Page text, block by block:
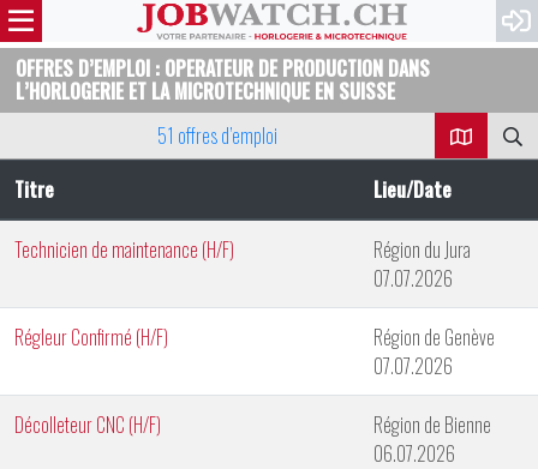
OFFRES D’EMPLOI : OPERATEUR DE PRODUCTION DANS
L’HORLOGERIE ET LA MICROTECHNIQUE EN SUISSE
51 offres d’emploi
Titre
Lieu/Date
Technicien de maintenance (H/F)
Région du Jura
07.07.2026
Régleur Confirmé (H/F)
Région de Genève
07.07.2026
Décolleteur CNC (H/F)
Région de Bienne
06.07.2026